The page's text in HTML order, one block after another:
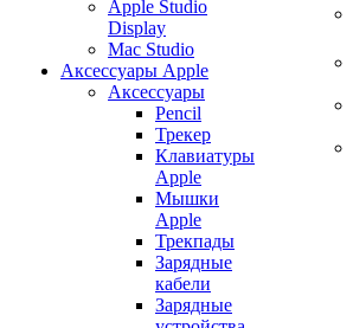
Apple Studio
Display
Mac Studio
Аксессуары Apple
Аксессуары
Pencil
Трекер
Клавиатуры
Apple
Мышки
Apple
Трекпады
Зарядные
кабели
Зарядные